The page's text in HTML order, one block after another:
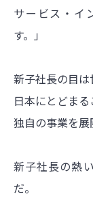
サービス・イ
す。」
新子社長の目
日本にとどま
独自の事業を展
新子社長の熱
だ。